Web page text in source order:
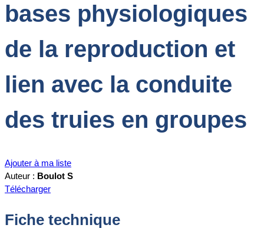
bases physiologiques
de la reproduction et
lien avec la conduite
des truies en groupes
Ajouter à ma liste
Auteur : Boulot S
Télécharger
Fiche technique